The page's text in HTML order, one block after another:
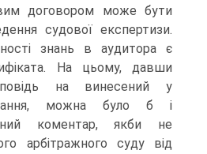
договором може бути
судової експертизи.
знань в аудитора є
На цьому, давши
на винесений у
можна було б і
коментар, якби не
арбітражного суду від